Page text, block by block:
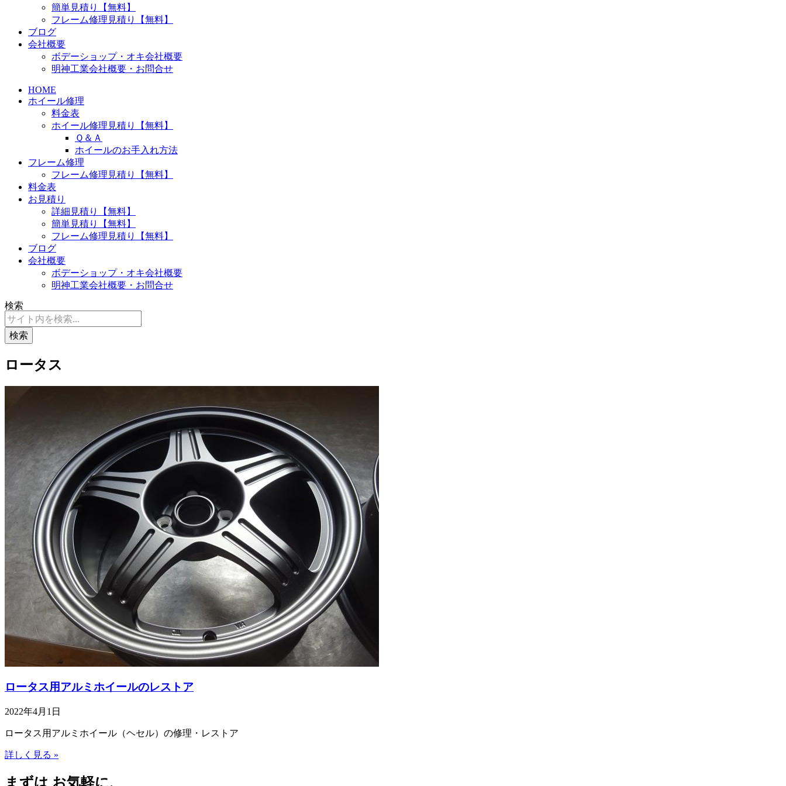
簡単見積り【無料】
フレーム修理見積り【無料】
ブログ
会社概要
ボデーショップ・オキ会社概要
明神工業会社概要・お問合せ
HOME
ホイール修理
料金表
ホイール修理見積り【無料】
Ｑ＆Ａ
ホイールのお手入れ方法
フレーム修理
フレーム修理見積り【無料】
料金表
お見積り
詳細見積り【無料】
簡単見積り【無料】
フレーム修理見積り【無料】
ブログ
会社概要
ボデーショップ・オキ会社概要
明神工業会社概要・お問合せ
検索
検索
ロータス
ロータス用アルミホイールのレストア
2022年4月1日
ロータス用アルミホイール（ヘセル）の修理・レストア
詳しく見る »
まずは お気軽に、